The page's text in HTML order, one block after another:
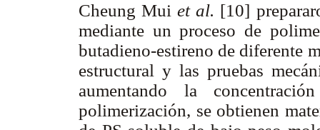
Cheung Muiet al. [10]
mediante un proceso de
butadieno-estireno de diferente
estructural y las pruebas
aumentando la
polimerización, se obtienen